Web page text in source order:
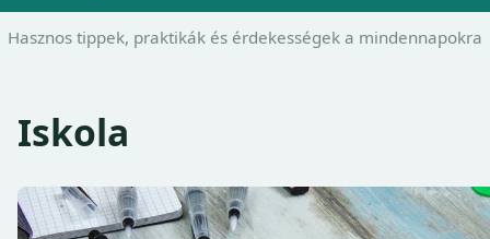
Hasznos tippek, praktikák és érdekességek a mindennapokra
Iskola